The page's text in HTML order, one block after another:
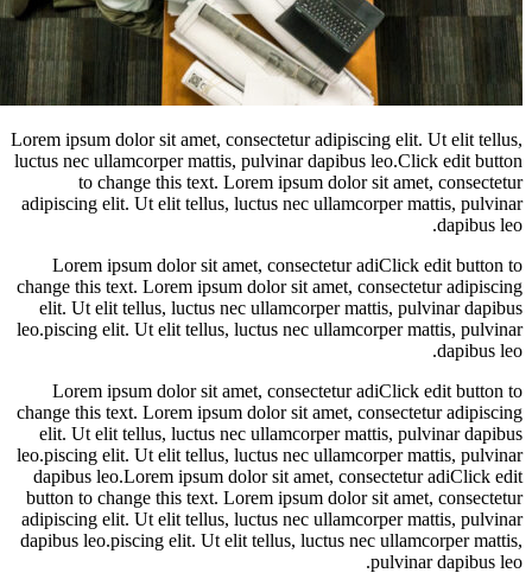
Lorem ipsum dolor sit amet, consectetur adipiscing elit. Ut
luctus nec ullamcorper mattis, pulvinar dapibus leo.Click
to change this text. Lorem ipsum dolor sit amet,
adipiscing elit. Ut elit tellus, luctus nec ullamcorper mattis,
Lorem ipsum dolor sit amet, consectetur adiClick edit
change this text. Lorem ipsum dolor sit amet, consectetur
elit. Ut elit tellus, luctus nec ullamcorper mattis, pulvinar
leo.piscing elit. Ut elit tellus, luctus nec ullamcorper mattis,
Lorem ipsum dolor sit amet, consectetur adiClick edit
change this text. Lorem ipsum dolor sit amet, consectetur
elit. Ut elit tellus, luctus nec ullamcorper mattis, pulvinar
leo.piscing elit. Ut elit tellus, luctus nec ullamcorper mattis,
dapibus leo.Lorem ipsum dolor sit amet, consectetur
button to change this text. Lorem ipsum dolor sit amet,
adipiscing elit. Ut elit tellus, luctus nec ullamcorper mattis,
dapibus leo.piscing elit. Ut elit tellus, luctus nec ullamcorper
pulvinar